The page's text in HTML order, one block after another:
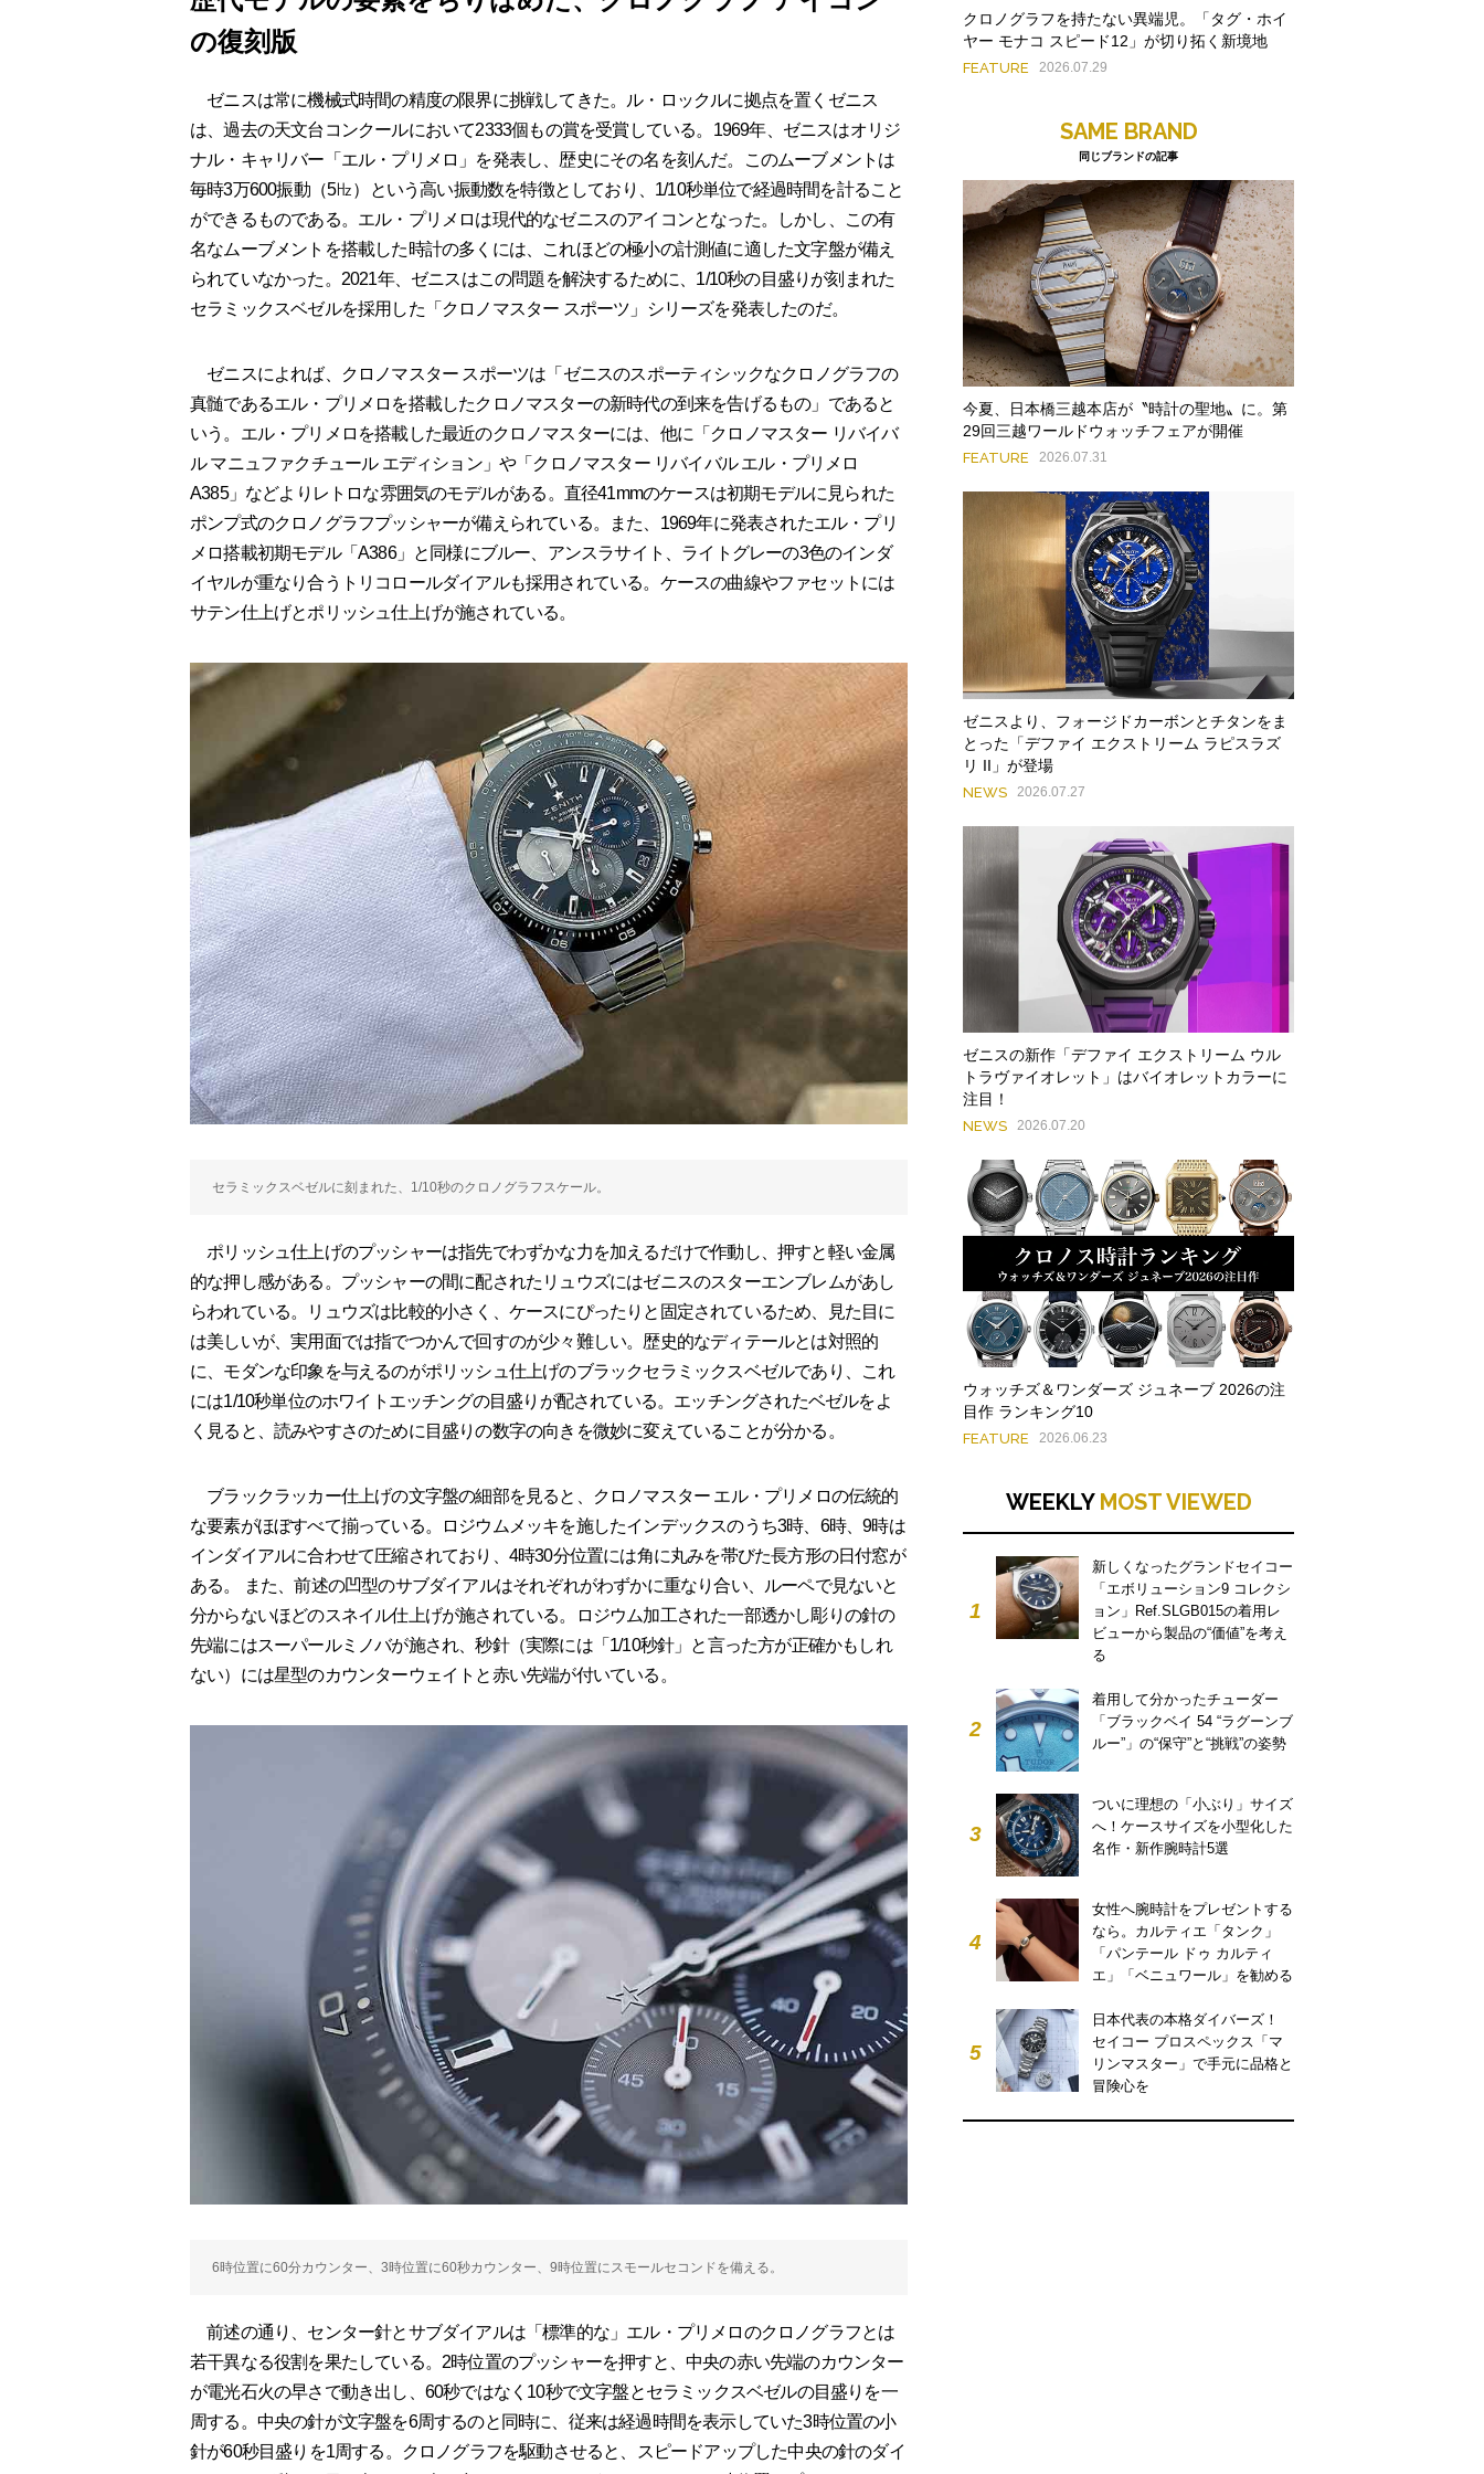
の復刻版
ゼニスは常に機械式時間の精度の限界に挑戦してきた。ル・ロックルに拠点を置くゼニス
は、過去の天文台コンクールにおいて2333個もの賞を受賞している。1969年、ゼニスはオリジ
ナル・キャリバー「エル・プリメロ」を発表し、歴史にその名を刻んだ。このムーブメントは
毎時3万600振動（5㎐）という高い振動数を特徴としており、1/10秒単位で経過時間を計ること
ができるものである。エル・プリメロは現代的なゼニスのアイコンとなった。しかし、この有
名なムーブメントを搭載した時計の多くには、これほどの極小の計測値に適した文字盤が備え
られていなかった。2021年、ゼニスはこの問題を解決するために、1/10秒の目盛りが刻まれた
セラミックスベゼルを採用した「クロノマスター スポーツ」シリーズを発表したのだ。
ゼニスによれば、クロノマスター スポーツは「ゼニスのスポーティシックなクロノグラフの
真髄であるエル・プリメロを搭載したクロノマスターの新時代の到来を告げるもの」であると
いう。エル・プリメロを搭載した最近のクロノマスターには、他に「クロノマスター リバイバ
ル マニュファクチュール エディション」や「クロノマスター リバイバル エル・プリメロ
A385」などよりレトロな雰囲気のモデルがある。直径41mmのケースは初期モデルに見られた
ポンプ式のクロノグラフプッシャーが備えられている。また、1969年に発表されたエル・プリ
メロ搭載初期モデル「A386」と同様にブルー、アンスラサイト、ライトグレーの3色のインダ
イヤルが重なり合うトリコロールダイアルも採用されている。ケースの曲線やファセットには
サテン仕上げとポリッシュ仕上げが施されている。
セラミックスベゼルに刻まれた、1/10秒のクロノグラフスケール。
ポリッシュ仕上げのプッシャーは指先でわずかな力を加えるだけで作動し、押すと軽い金属
的な押し感がある。プッシャーの間に配されたリュウズにはゼニスのスターエンブレムがあし
らわれている。リュウズは比較的小さく、ケースにぴったりと固定されているため、見た目に
は美しいが、実用面では指でつかんで回すのが少々難しい。歴史的なディテールとは対照的
に、モダンな印象を与えるのがポリッシュ仕上げのブラックセラミックスベゼルであり、これ
には1/10秒単位のホワイトエッチングの目盛りが配されている。エッチングされたベゼルをよ
く見ると、読みやすさのために目盛りの数字の向きを微妙に変えていることが分かる。
ブラックラッカー仕上げの文字盤の細部を見ると、クロノマスター エル・プリメロの伝統的
な要素がほぼすべて揃っている。ロジウムメッキを施したインデックスのうち3時、6時、9時は
インダイアルに合わせて圧縮されており、4時30分位置には角に丸みを帯びた長方形の日付窓が
ある。 また、前述の凹型のサブダイアルはそれぞれがわずかに重なり合い、ルーペで見ないと
分からないほどのスネイル仕上げが施されている。ロジウム加工された一部透かし彫りの針の
先端にはスーパールミノバが施され、秒針（実際には「1/10秒針」と言った方が正確かもしれ
ない）には星型のカウンターウェイトと赤い先端が付いている。
6時位置に60分カウンター、3時位置に60秒カウンター、9時位置にスモールセコンドを備える。
前述の通り、センター針とサブダイアルは「標準的な」エル・プリメロのクロノグラフとは
若干異なる役割を果たしている。2時位置のプッシャーを押すと、中央の赤い先端のカウンター
が電光石火の早さで動き出し、60秒ではなく10秒で文字盤とセラミックスベゼルの目盛りを一
周する。中央の針が文字盤を6周するのと同時に、従来は経過時間を表示していた3時位置の小
針が60秒目盛りを1周する。クロノグラフを駆動させると、スピードアップした中央の針のダイ
クロノグラフを持たない異端児。「タグ・ホイ
ヤー モナコ スピード12」が切り拓く新境地
FEATURE 2026.07.29
SAME BRAND
同じブランドの記事
今夏、日本橋三越本店が〝時計の聖地〟に。第
29回三越ワールドウォッチフェアが開催
FEATURE 2026.07.31
ゼニスより、フォージドカーボンとチタンをま
とった「デファイ エクストリーム ラピスラズ
リ II」が登場
NEWS 2026.07.27
ゼニスの新作「デファイ エクストリーム ウル
トラヴァイオレット」はバイオレットカラーに
注目！
NEWS 2026.07.20
ウォッチズ＆ワンダーズ ジュネーブ 2026の注
目作 ランキング10
FEATURE 2026.06.23
WEEKLY MOST VIEWED
1
新しくなったグランドセイコー
「エボリューション9 コレクシ
ョン」Ref.SLGB015の着用レ
ビューから製品の“価値”を考え
る
2
着用して分かったチューダー
「ブラックベイ 54 “ラグーンブ
ルー”」の“保守”と“挑戦”の姿勢
3
ついに理想の「小ぶり」サイズ
へ！ケースサイズを小型化した
名作・新作腕時計5選
4
女性へ腕時計をプレゼントする
なら。カルティエ「タンク」
「パンテール ドゥ カルティ
エ」「ベニュワール」を勧める
5
日本代表の本格ダイバーズ！
セイコー プロスペックス「マ
リンマスター」で手元に品格と
冒険心を